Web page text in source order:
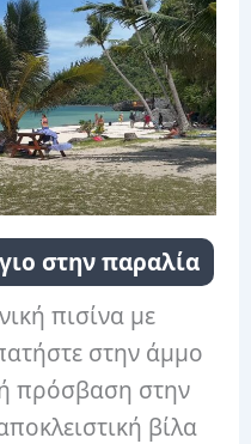
στην παραλία
πισίνα με
στην άμμο
πρόσβαση στην
βίλα